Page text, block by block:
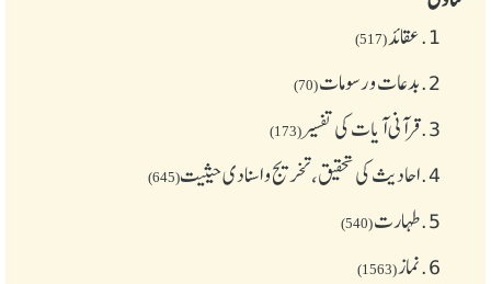
1. عقائد(517)
2. بدعات و رسومات(70)
3. قرآنی آیات کی تفسیر(173)
4. احادیث کی تحقیق، تخریج و اسنادی حیثیت(645)
5. طهارت(540)
6. نماز(1563)